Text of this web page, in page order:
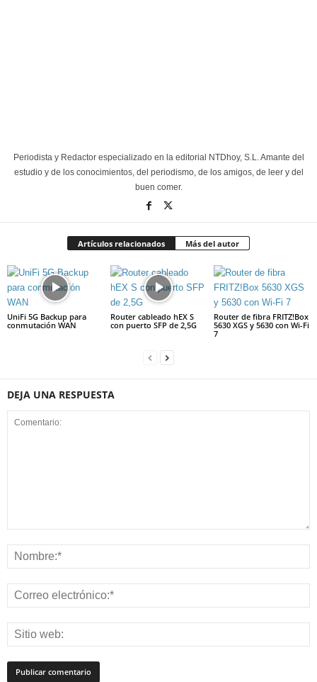
Periodista y Redactor especializado en la editorial NTDhoy, S.L. Amante del
estudio y de los conocimientos, del periodismo, de los amigos, de leer y del
buen comer.
Artículos relacionados Más del autor
UniFi 5G Backup para
conmutación WAN
Router cableado hEX S
con puerto SFP de 2,5G
Router de fibra FRITZ!Box
5630 XGS y 5630 con Wi-Fi
7
DEJA UNA RESPUESTA